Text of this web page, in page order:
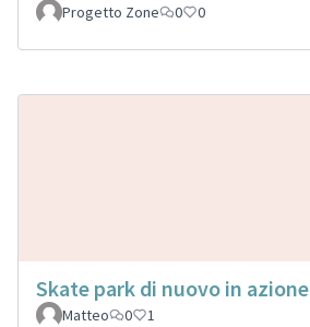
Progetto Zone 0 0
Skate park di nuovo in azione
Matteo 0 1